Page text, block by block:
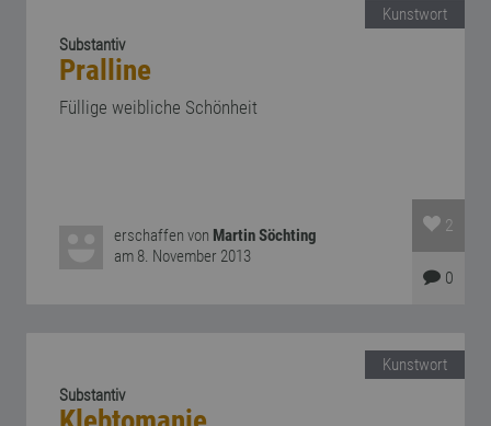
Kunstwort
Substantiv
Pralline
Füllige weibliche Schönheit
erschaffen von Martin Söchting
am 8. November 2013
2
0
Kunstwort
Substantiv